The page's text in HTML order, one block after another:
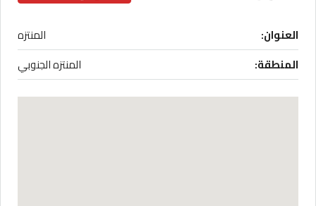
العنوان:
المنتزه
المنطقة:
المنتزه الجنوبي